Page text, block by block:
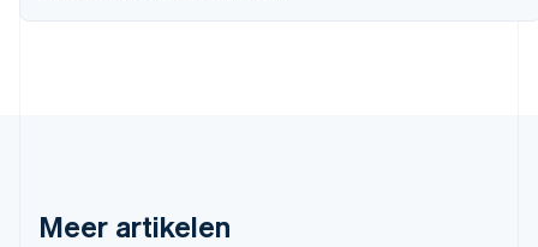
Meer artikelen
English
English